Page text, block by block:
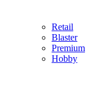
Retail
Blaster
Premium
Hobby